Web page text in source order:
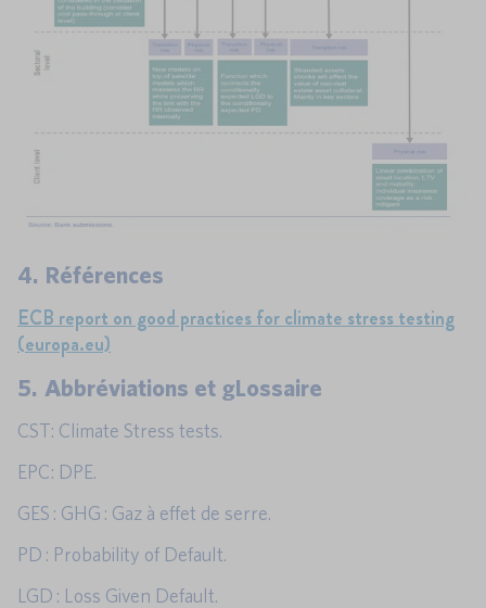
4. Références
ECB report on good practices for climate stress testing
(europa.eu)
5. Abbréviations et gLossaire
CST: Climate Stress tests.
EPC: DPE.
GES : GHG : Gaz à effet de serre.
PD : Probability of Default.
LGD : Loss Given Default.